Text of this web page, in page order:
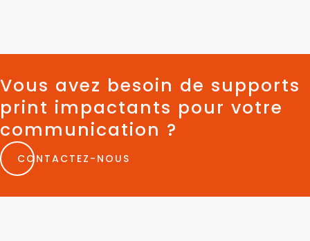
Vous avez besoin de supports
print impactants pour votre
communication ?
CONTACTEZ-NOUS